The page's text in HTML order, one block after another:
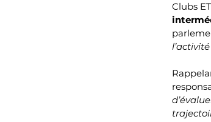
Clubs
l’activité